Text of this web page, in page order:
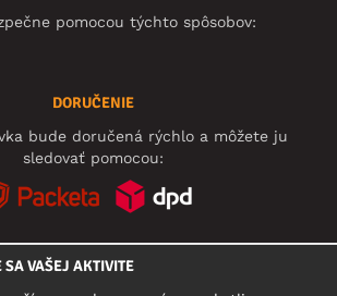
pomocou týchto spôsobov:
DORUČENIE
bude doručená rýchlo a môžete ju
sledovať pomocou:
VAŠEJ AKTIVITE